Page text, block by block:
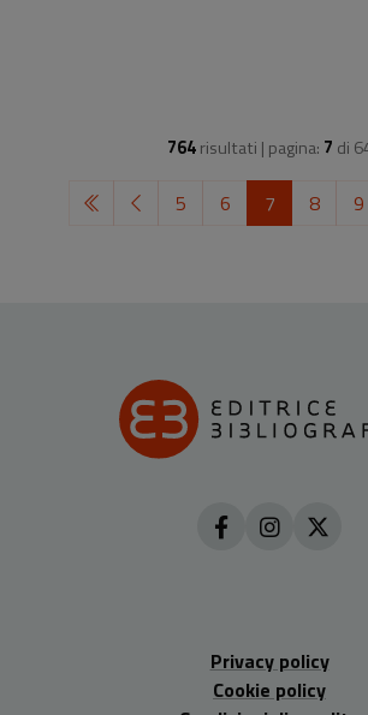
764risultati | pagina: 7 di
5 6 7 8 9
Privacy policy
Cookie policy